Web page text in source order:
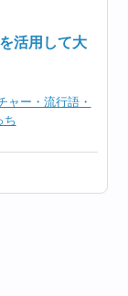
活用して大
ャー・流行語・
ち